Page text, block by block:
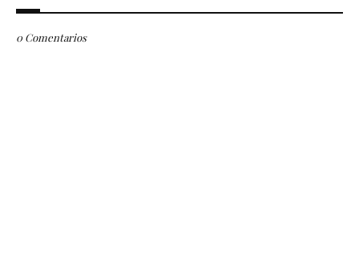
0 Comentarios